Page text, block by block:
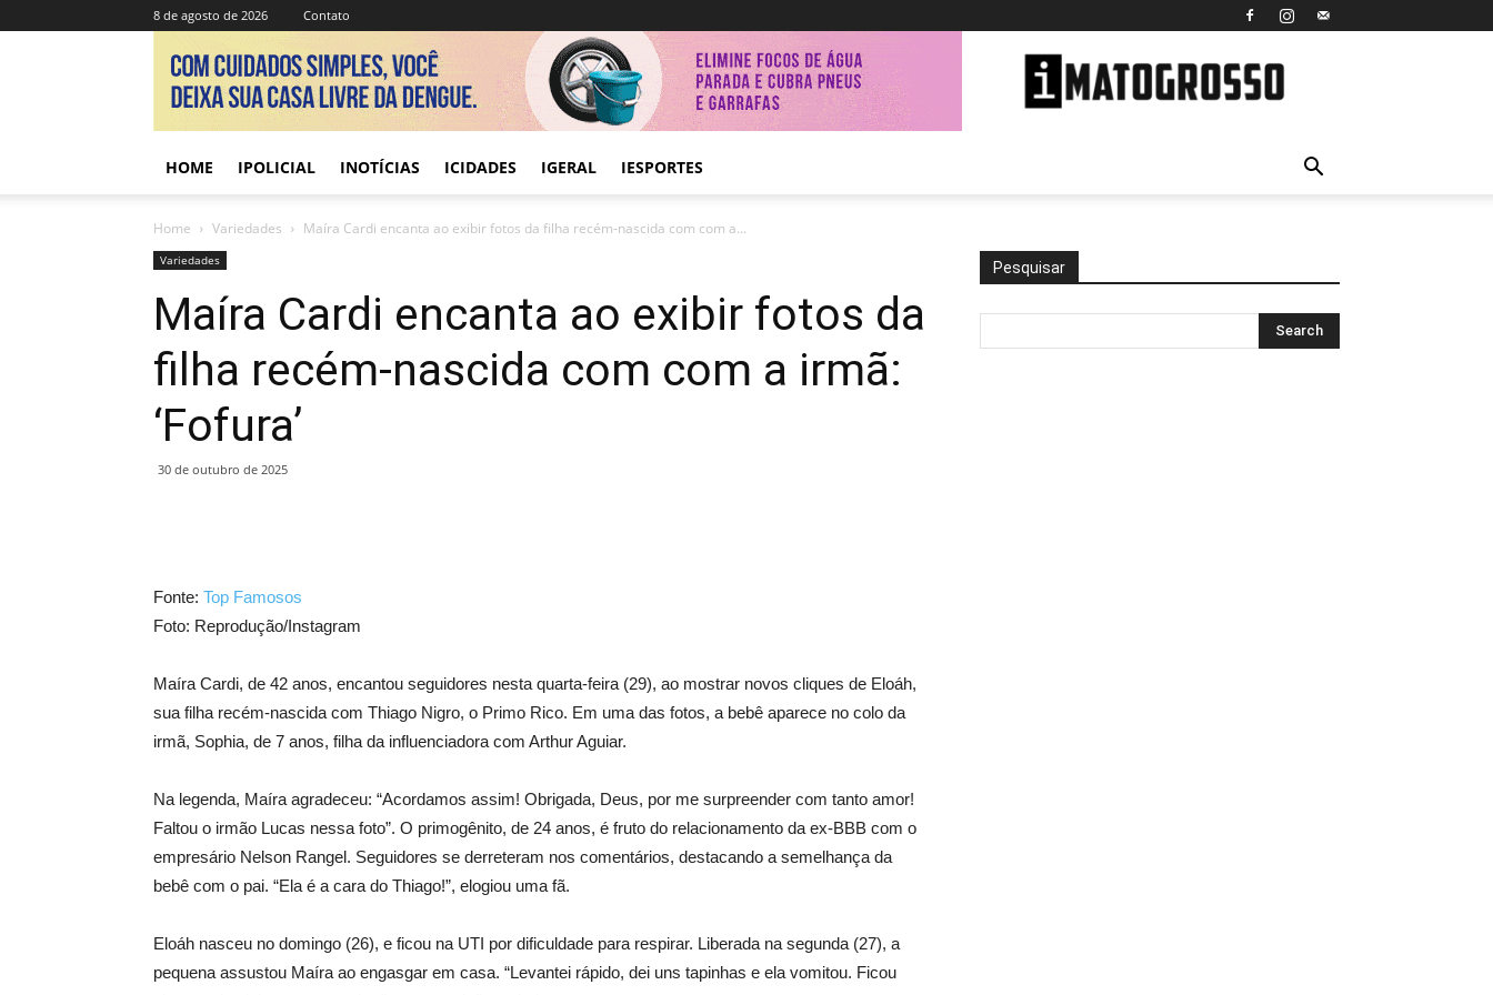
8 de agosto de 2026 Contato
Grosso
HOME IPOLICIAL INOTÍCIAS ICIDADES IGERAL IESPORTES
Home Variedades Maíra Cardi encanta ao exibir fotos da filha recém-nascida com com a...
Variedades
Maíra Cardi encanta ao exibir fotos da
filha recém-nascida com com a irmã:
‘Fofura’
30 de outubro de 2025
Fonte: Top Famosos
Foto: Reprodução/Instagram
Maíra Cardi, de 42 anos, encantou seguidores nesta quarta-feira (29), ao mostrar novos cliques de Eloáh,
sua filha recém-nascida com Thiago Nigro, o Primo Rico. Em uma das fotos, a bebê aparece no colo da
irmã, Sophia, de 7 anos, filha da influenciadora com Arthur Aguiar.
Na legenda, Maíra agradeceu: “Acordamos assim! Obrigada, Deus, por me surpreender com tanto amor!
Faltou o irmão Lucas nessa foto”. O primogênito, de 24 anos, é fruto do relacionamento da ex-BBB com o
empresário Nelson Rangel. Seguidores se derreteram nos comentários, destacando a semelhança da
bebê com o pai. “Ela é a cara do Thiago!”, elogiou uma fã.
Eloáh nasceu no domingo (26), e ficou na UTI por dificuldade para respirar. Liberada na segunda (27), a
pequena assustou Maíra ao engasgar em casa. “Levantei rápido, dei uns tapinhas e ela vomitou. Ficou
Pesquisar